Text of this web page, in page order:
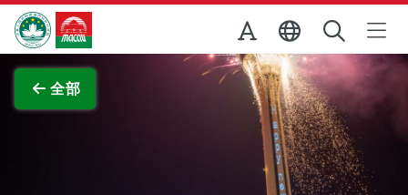
跳至主内容
澳门特别行政区政府旅游局
全部
查看原图